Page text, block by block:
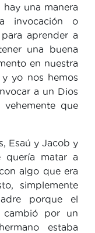
hay una manera
invocación o
aprender a
una buena
en nuestra
yo nos hemos
a un Dios
que
Esaú y Jacob y
matar a
algo que era
simplemente
porque el
cambió por un
estaba